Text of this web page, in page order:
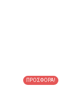
ΠΡΟΣΦΟΡΆ!